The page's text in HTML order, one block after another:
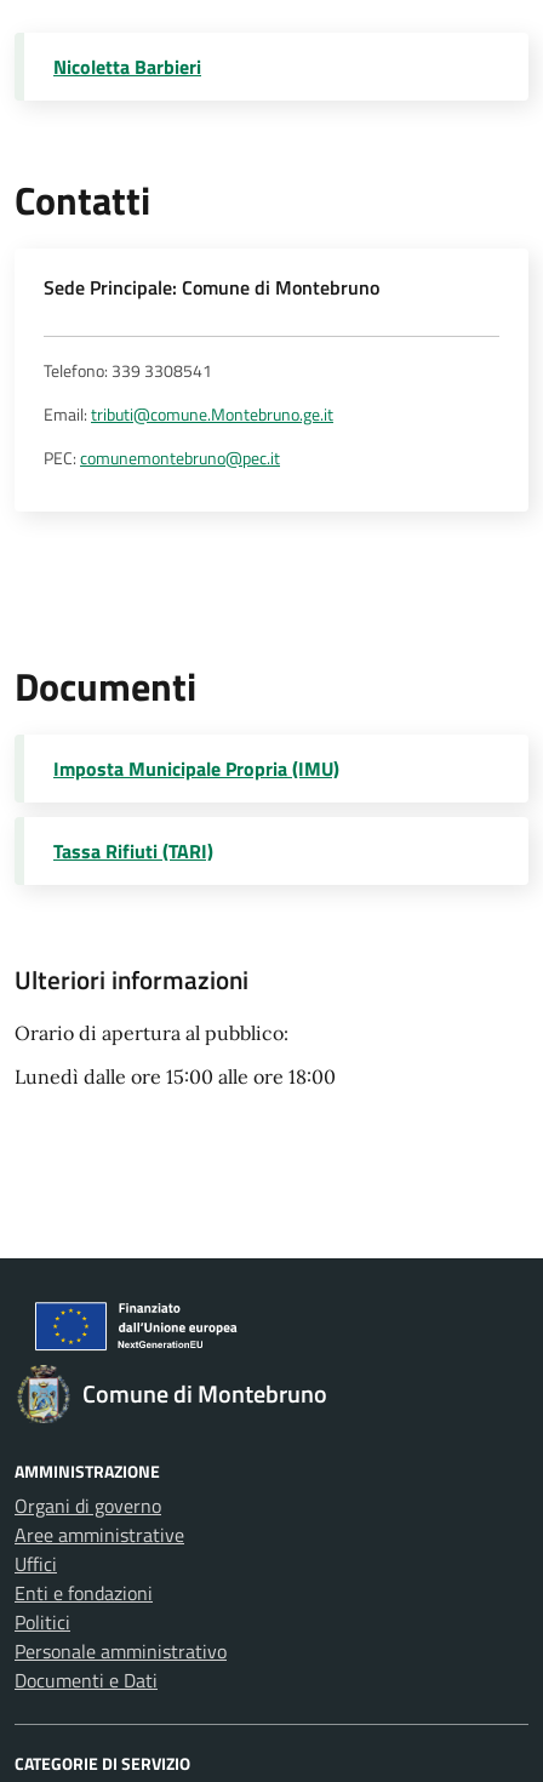
Nicoletta Barbieri
Contatti
Sede Principale: Comune di Montebruno
Telefono: 339 3308541
Email:tributi@comune.Montebruno.ge.it
PEC:comunemontebruno@pec.it
Documenti
Imposta Municipale Propria (IMU)
Tassa Rifiuti (TARI)
Ulteriori informazioni
Orario di apertura al pubblico:
Lunedì dalle ore 15:00 alle ore 18:00
Comune di Montebruno
AMMINISTRAZIONE
Organi di governo
Aree amministrative
Uffici
Enti e fondazioni
Politici
Personale amministrativo
Documenti e Dati
CATEGORIE DI SERVIZIO